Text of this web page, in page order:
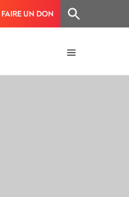
FAIRE UN DON